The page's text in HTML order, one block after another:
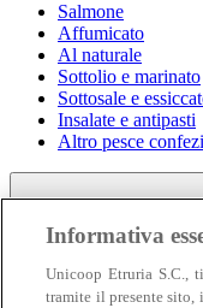
Salmone
Affumicato
Al naturale
Sottolio e marinato
Sottosale e
Insalate e antipasti
Altro pesce
Informativa
Unicoop Etruria S.C.,
tramite il presente sito,